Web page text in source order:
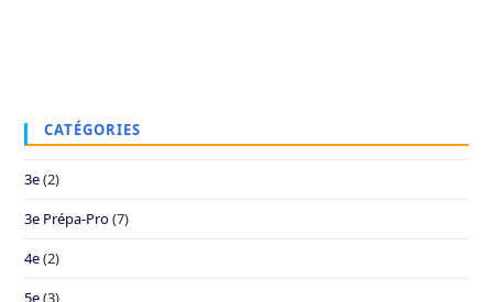
CATÉGORIES
3e(2)
3e Prépa-Pro(7)
4e(2)
5e(3)